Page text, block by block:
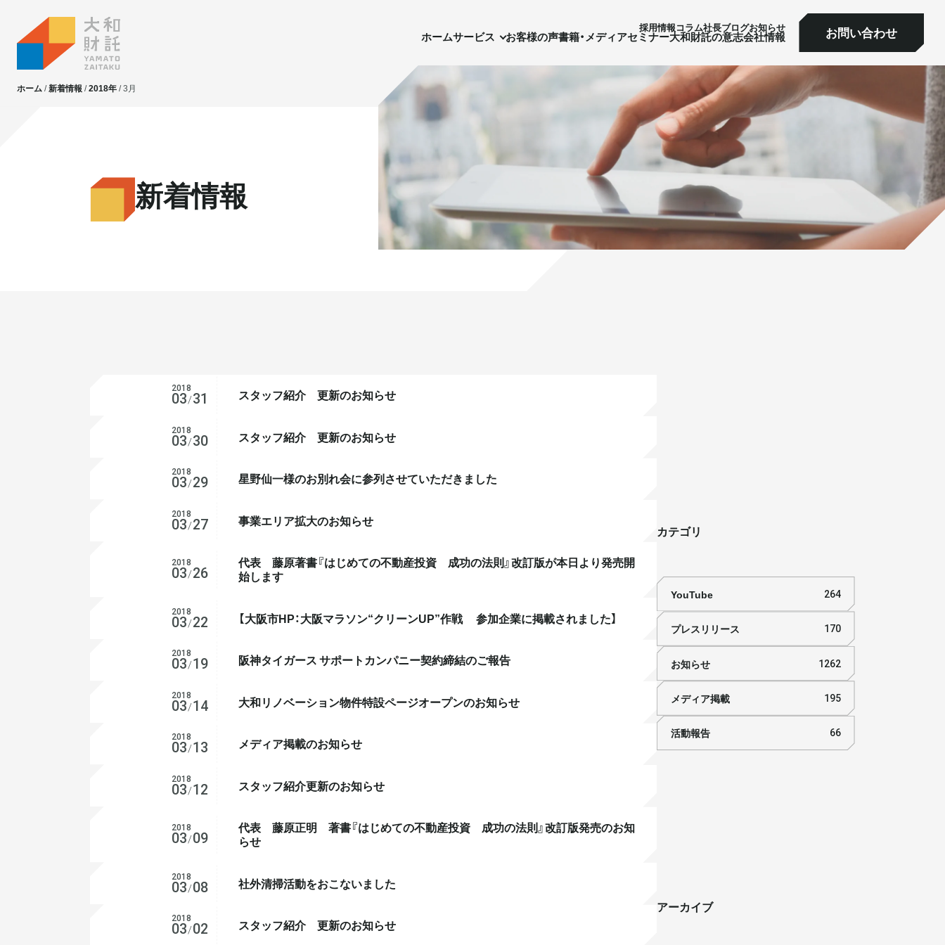
採⽤情報コラム社⻑ブログお知らせ
ホームサービス お客様の声書籍・メディアセミナー大和財託の意志会社情報 お問い合わせ
サービス一覧へ
不動産投資
実需用戸建・マンション
ホテル事業
大和財託独自の
サービス一覧へ
不動産投資
賃貸管理
実需用戸建・マンション
ホテル事業
ホーム サービス お客様の声書籍・メディアセミナー大和財託の意志会社情報 お問い合わせ
ホーム 新着情報 2018年 3月
新着情報
2018
03/31 スタッフ紹介 更新のお知らせ
2018
03/30 スタッフ紹介 更新のお知らせ
2018
03/29 星野仙一様のお別れ会に参列させていただきました
2018
03/27 事業エリア拡大のお知らせ
2018
03/26
代表 藤原著書『はじめての不動産投資 成功の法則』改訂版が本日より発売開
始します
2018
03/22 【大阪市HP：大阪マラソン“クリーンUP”作戦 参加企業に掲載されました】
2018
03/19 阪神タイガース サポートカンパニー契約締結のご報告
2018
03/14 大和リノベーション物件特設ページオープンのお知らせ
2018
03/13 メディア掲載のお知らせ
2018
03/12 スタッフ紹介更新のお知らせ
2018
03/09
代表 藤原正明 著書『はじめての不動産投資 成功の法則』改訂版発売のお知
らせ
2018
03/08 社外清掃活動をおこないました
2018
03/02 スタッフ紹介 更新のお知らせ
カテゴリ
YouTube 264
プレスリリース 170
お知らせ 1262
メディア掲載 195
活動報告 66
アーカイブ